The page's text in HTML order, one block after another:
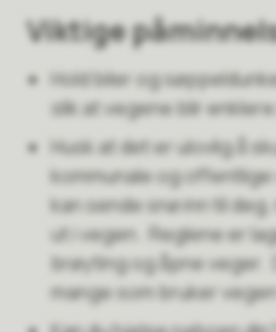
Viktige
Hold biler og
slik at vegene blir
Husk at det er ulovlig å
kommunale og
kan sende snø inn til
ut i vegen. Reglene er
brøyting og åpne veger.
mange som bruker